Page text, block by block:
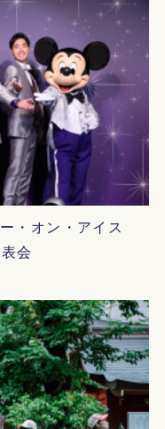
・オン・アイス
会